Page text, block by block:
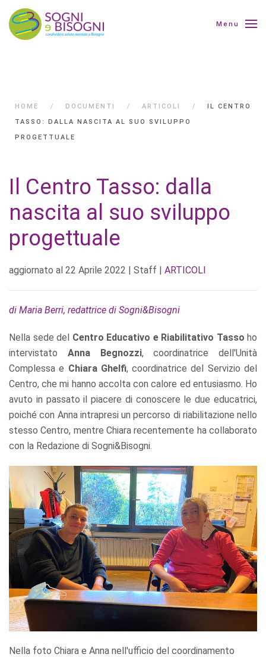
Menu
HOME DOCUMENTI ARTICOLI
IL CENTRO
TASSO: DALLA NASCITA AL SUO SVILUPPO
PROGETTUALE
Il Centro Tasso: dalla
nascita al suo sviluppo
progettuale
aggiornato al 22 Aprile 2022 | Staff | ARTICOLI
di Maria Berri, redattrice di Sogni&Bisogni
Nella sede del Centro Educativo e Riabilitativo Tasso ho
intervistato Anna Begnozzi, coordinatrice dell'Unità
Complessa e Chiara Ghelfi, coordinatrice del Servizio del
Centro, che mi hanno accolta con calore ed entusiasmo. Ho
avuto in passato il piacere di conoscere le due educatrici,
poiché con Anna intrapresi un percorso di riabilitazione nello
stesso Centro, mentre Chiara recentemente ha collaborato
con la Redazione di Sogni&Bisogni.
Nella foto Chiara e Anna nell'ufficio del coordinamento